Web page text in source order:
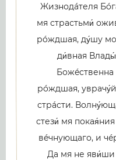
Жизнодáтеля
мя страстьми́
рóждшая, ду́шу
ди́вная
Божéственна
рóждшая,
стрáсти.
стези́ мя
вéчнующаго, и
Да мя не